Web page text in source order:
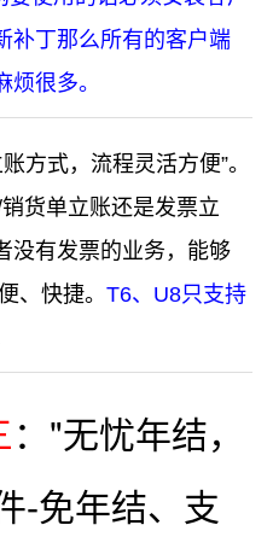
补丁那么所有的客户端
很多。
方式，流程灵活方便”。
货单立账还是发票立
没有发票的业务，能够
、快捷。T6、U8只支持
："无忧年结，
-免年结、支